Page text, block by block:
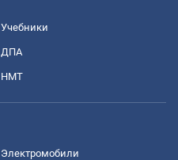
Учебники
ДПА
НМТ
Электромобили